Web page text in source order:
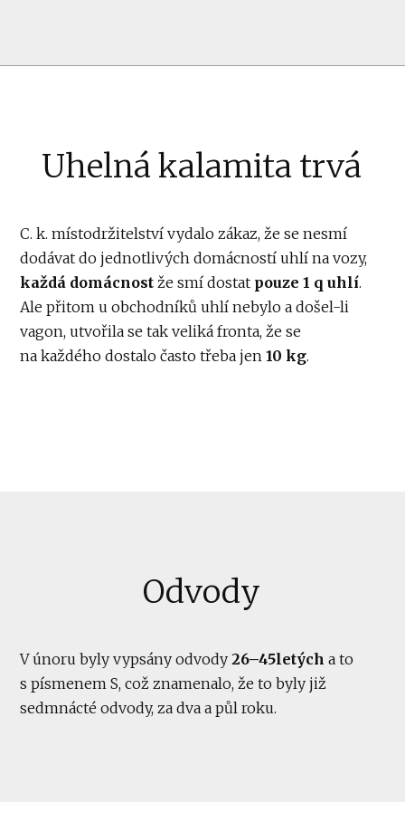
Uhelná kalamita trvá
C. k. místodržitelství vydalo zákaz, že se nesmí
dodávat do jednotlivých domácností uhlí na vozy,
každá domácnost že smí dostat pouze 1 q uhlí.
Ale přitom u obchodníků uhlí nebylo a došel-li
vagon, utvořila se tak veliká fronta, že se
na každého dostalo často třeba jen10 kg.
Odvody
V únoru byly vypsány odvody26–45letých a to
s písmenem S, což znamenalo, že to byly již
sedmnácté odvody, za dva a půl roku.